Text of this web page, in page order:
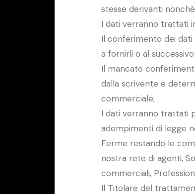
stesse derivanti
I dati verranno trattati
Il conferimento dei
a fornirli o al
Il mancato
dalla scrivente e
commerciale;
I dati verranno trattati
adempimenti di legge
Ferme restando le
nostra rete di agenti,
commerciali,
Il Titolare del